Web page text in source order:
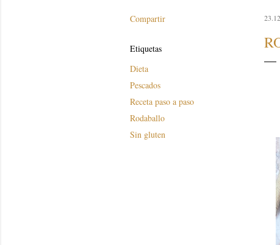
Compartir
Etiquetas
Dieta
Pescados
Receta paso a paso
Rodaballo
Sin gluten